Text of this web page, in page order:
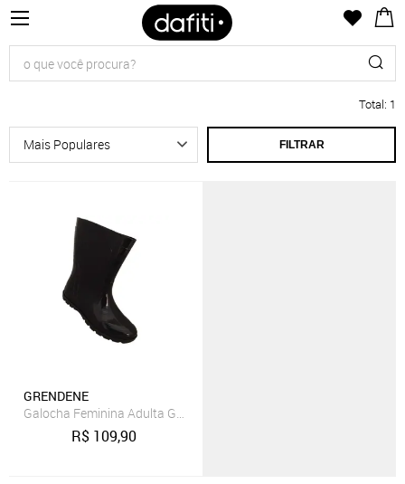
Total: 1
FILTRAR
GRENDENE
Galocha Feminina Adulta Grendene Pega Forte
R$ 109,90